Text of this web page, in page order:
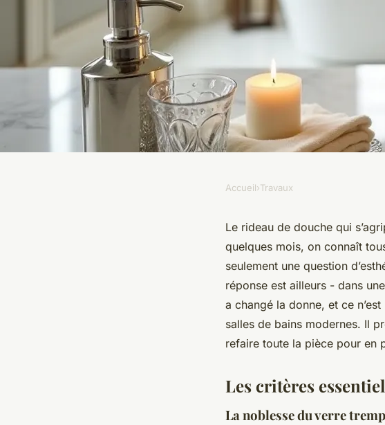
5 astuces élégantes
pare-baignoire optimal
8 min de lecture
Accueil›Travaux
Le rideau de douche qui
quelques mois, on connaît
seulement une question
réponse est ailleurs - dans
a changé la donne, et ce
salles de bains modernes. Il
refaire toute la pièce pour en
Les critères
La noblesse du verre